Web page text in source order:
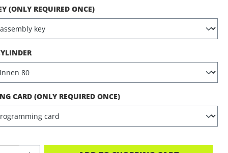
(ONLY REQUIRED ONCE)
CARD (ONLY REQUIRED ONCE)